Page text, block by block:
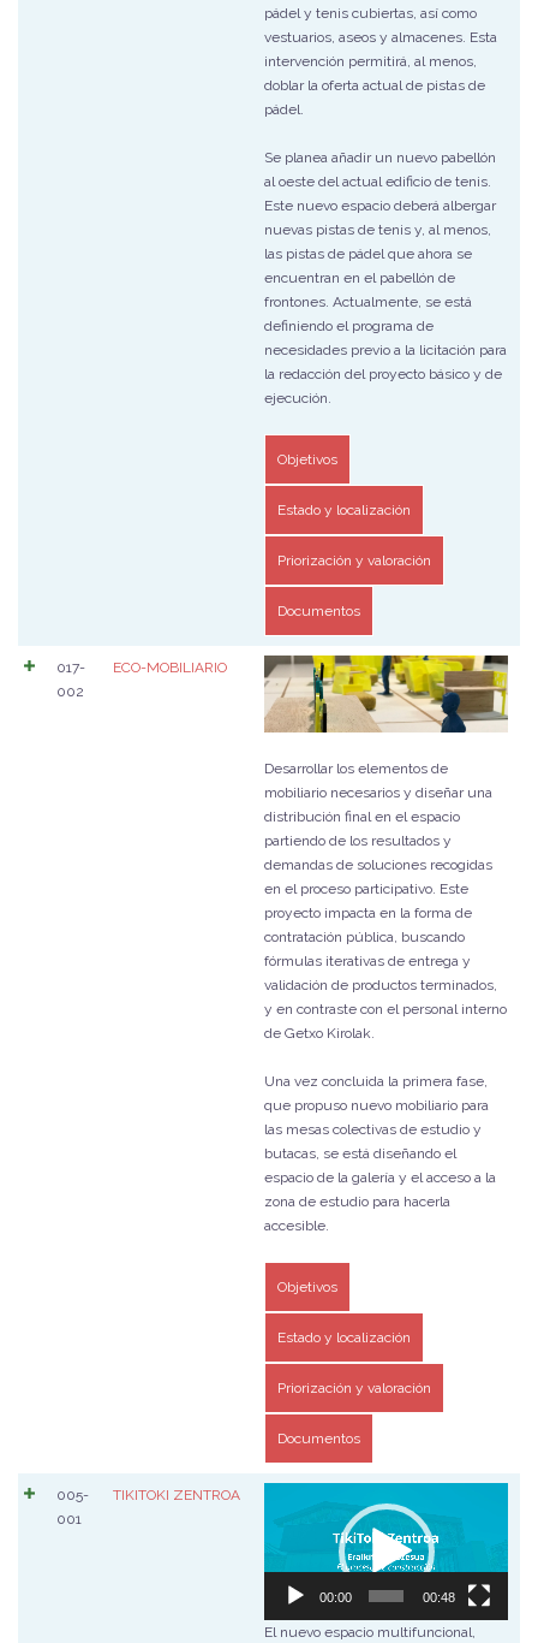
pádel y tenis cubiertas, así como
vestuarios, aseos y almacenes. Esta
intervención permitirá, al menos,
doblar la oferta actual de pistas de
pádel.
Se planea añadir un nuevo pabellón
al oeste del actual edificio de tenis.
Este nuevo espacio deberá albergar
nuevas pistas de tenis y, al menos,
las pistas de pádel que ahora se
encuentran en el pabellón de
frontones. Actualmente, se está
definiendo el programa de
necesidades previo a la licitación para
la redacción del proyecto básico y de
ejecución.
Objetivos
Estado y localización
Priorización y valoración
Documentos
017-
002
ECO-MOBILIARIO
Desarrollar los elementos de
mobiliario necesarios y diseñar una
distribución final en el espacio
partiendo de los resultados y
demandas de soluciones recogidas
en el proceso participativo. Este
proyecto impacta en la forma de
contratación pública, buscando
fórmulas iterativas de entrega y
validación de productos terminados,
y en contraste con el personal interno
de Getxo Kirolak.
Una vez concluida la primera fase,
que propuso nuevo mobiliario para
las mesas colectivas de estudio y
butacas, se está diseñando el
espacio de la galería y el acceso a la
zona de estudio para hacerla
accesible.
Objetivos
Estado y localización
Priorización y valoración
Documentos
005-
001
TIKITOKI ZENTROA
00:00 00:48
El nuevo espacio multifuncional,